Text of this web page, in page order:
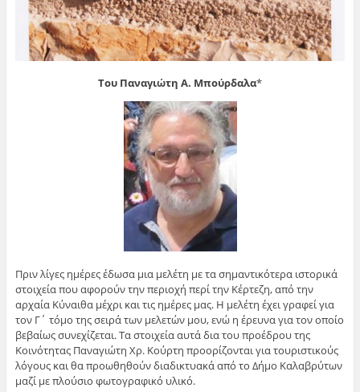
Του Παναγιώτη Α. Μπούρδαλα*
Πριν λίγες ημέρες έδωσα μια μελέτη με τα σημαντικότερα ιστορικά
στοιχεία που αφορούν την περιοχή περί την Κέρτεζη, από την
αρχαία Κύναιθα μέχρι και τις ημέρες μας. Η μελέτη έχει γραφεί για
τον Γ΄ τόμο της σειρά των μελετών μου, ενώ η έρευνα για τον οποίο
βεβαίως συνεχίζεται. Τα στοιχεία αυτά δια του προέδρου της
Κοινότητας Παναγιώτη Χρ. Κούρτη προορίζονται για τουριστικούς
λόγους και θα προωθηθούν διαδικτυακά από το Δήμο Καλαβρύτων
μαζί με πλούσιο φωτογραφικό υλικό.